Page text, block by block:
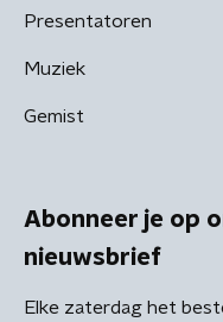
Presentatoren
Muziek
Gemist
Abonneer je op
nieuwsbrief
Elke zaterdag het